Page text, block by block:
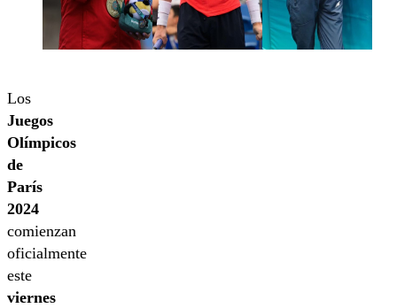
Los
Juegos
Olímpicos
de
París
2024
comienzan
oficialmente
este
viernes